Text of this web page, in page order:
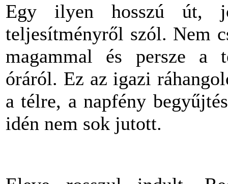
Egy ilyen hosszú út,
teljesítményről szól. Nem
magammal és persze a
óráról. Ez az igazi
a télre, a napfény
idén nem sok jutott.